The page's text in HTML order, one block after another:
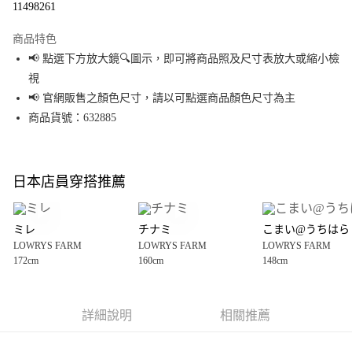
Apple Pay
街口支付
悠遊付
全盈+PAY
大哥付你分期
【大哥付你分期使用說明】
1.本服務由台灣大哥大提供，台灣大哥大用戶可立即使用無須另外申請。
2.付款方式選擇「大哥付你分期」，訂單成立後會自動跳轉到大哥付的交易
3.實際核准額度、可分期數及費用金額請依後續交易確認頁面所載為準。
4.訂單成立30分鐘內，如未前往確認交易或遇審核未通過，訂單將自動取
AFTEE先享後付
11498261
商品特色
📢 點選下方放大鏡🔍圖示，即可將商品照及尺寸表放大或縮小檢
視
📢 官網販售之顏色尺寸，請以可點選商品顏色尺寸為主
商品貨號：632885
日本店員穿搭推薦
ミレ
LOWRYS FARM
172cm
チナミ
LOWRYS FARM
160cm
こまい@うちはら
LOWRYS FARM
148cm
詳細說明 相關推薦